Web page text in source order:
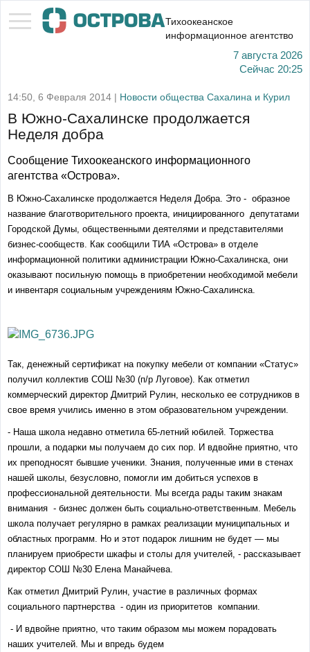
Тихоокеанское
информационное агентство
7 августа 2026
Сейчас 20:25
14:50, 6 Февраля 2014 | Новости общества Сахалина и Курил
В Южно-Сахалинске продолжается
Неделя добра
Сообщение Тихоокеанского информационного
агентства «Острова».
В Южно-Сахалинске продолжается Неделя Добра. Это - образное
название благотворительного проекта, инициированного депутатами
Городской Думы, общественными деятелями и представителями
бизнес-сообществ. Как сообщили ТИА «Острова» в отделе
информационной политики администрации Южно-Сахалинска, они
оказывают посильную помощь в приобретении необходимой мебели
и инвентаря социальным учреждениям Южно-Сахалинска.
Так, денежный сертификат на покупку мебели от компании «Статус»
получил коллектив СОШ №30 (п/р Луговое). Как отметил
коммерческий директор Дмитрий Рулин, несколько ее сотрудников в
свое время учились именно в этом образовательном учреждении.
- Наша школа недавно отметила 65-летний юбилей. Торжества
прошли, а подарки мы получаем до сих пор. И вдвойне приятно, что
их преподносят бывшие ученики. Знания, полученные ими в стенах
нашей школы, безусловно, помогли им добиться успехов в
профессиональной деятельности. Мы всегда рады таким знакам
внимания - бизнес должен быть социально-ответственным. Мебель
школа получает регулярно в рамках реализации муниципальных и
областных программ. Но и этот подарок лишним не будет — мы
планируем приобрести шкафы и столы для учителей, - рассказывает
директор СОШ №30 Елена Манайчева.
Как отметил Дмитрий Рулин, участие в различных формах
социального партнерства - один из приоритетов компании.
- И вдвойне приятно, что таким образом мы можем порадовать
наших учителей. Мы и впредь будем